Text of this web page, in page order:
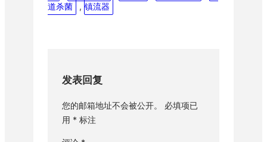
道杀菌
, 镇流器
发表回复
您的邮箱地址不会被公开。
必填项已
用 * 标注